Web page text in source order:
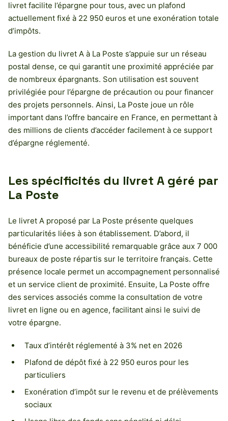
livret facilite l’épargne pour tous, avec un plafond
actuellement fixé à 22 950 euros et une exonération totale
d’impôts.
La gestion du livret A à La Poste s’appuie sur un réseau
postal dense, ce qui garantit une proximité appréciée par
de nombreux épargnants. Son utilisation est souvent
privilégiée pour l’épargne de précaution ou pour financer
des projets personnels. Ainsi, La Poste joue un rôle
important dans l’offre bancaire en France, en permettant à
des millions de clients d’accéder facilement à ce support
d’épargne réglementé.
Les spécificités du livret A géré par
La Poste
Le livret A proposé par La Poste présente quelques
particularités liées à son établissement. D’abord, il
bénéficie d’une accessibilité remarquable grâce aux 7 000
bureaux de poste répartis sur le territoire français. Cette
présence locale permet un accompagnement personnalisé
et un service client de proximité. Ensuite, La Poste offre
des services associés comme la consultation de votre
livret en ligne ou en agence, facilitant ainsi le suivi de
votre épargne.
Taux d’intérêt réglementé à 3% net en 2026
Plafond de dépôt fixé à 22 950 euros pour les
particuliers
Exonération d’impôt sur le revenu et de prélèvements
sociaux